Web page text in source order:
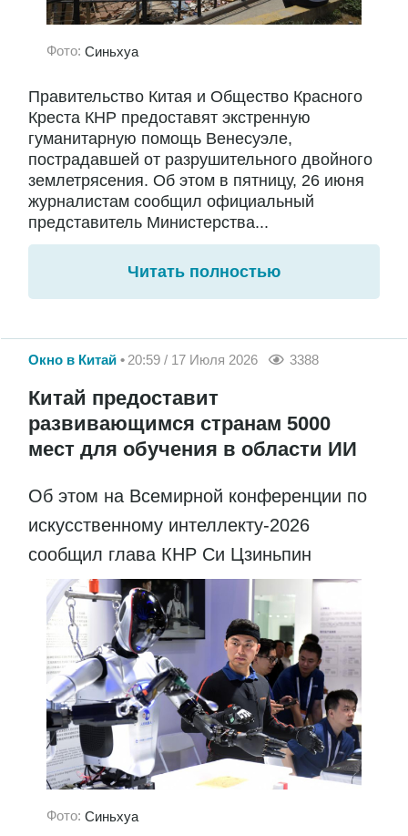
Фото: Синьхуа
Правительство Китая и Общество Красного
Креста КНР предоставят экстренную
гуманитарную помощь Венесуэле,
пострадавшей от разрушительного двойного
землетрясения. Об этом в пятницу, 26 июня
журналистам сообщил официальный
представитель Министерства...
Читать полностью
Окно в Китай 20:59 / 17 Июля 2026 3388
Китай предоставит
развивающимся странам 5000
мест для обучения в области ИИ
Об этом на Всемирной конференции по
искусственному интеллекту-2026
сообщил глава КНР Си Цзиньпин
Фото: Синьхуа